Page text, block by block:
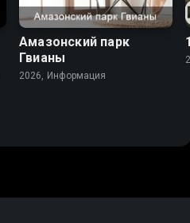
Амазонский парк
Гвианы
2026, Информация